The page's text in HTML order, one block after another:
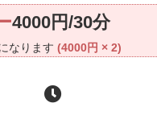
4000円/30分
なります (4000円 × 2)